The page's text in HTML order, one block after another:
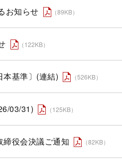
お知らせ （89KB）
（122KB）
基準〕(連結) （526KB）
03/31) （125KB）
役会決議ご通知 （82KB）